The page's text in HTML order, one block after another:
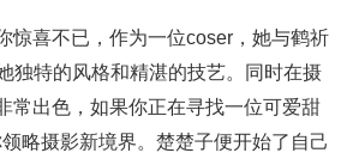
惊喜不已，作为一位coser，她与鹤祈
独特的风格和精湛的技艺。同时在摄
常出色，如果你正在寻找一位可爱甜
略摄影新境界。楚楚子便开始了自己